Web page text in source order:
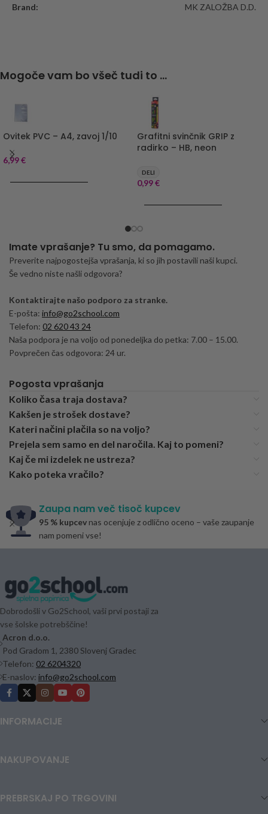
Brand:
MK ZALOŽBA D.D.
Mogoče vam bo všeč tudi to ...
Ovitek PVC – A4, zavoj 1/10
6,99€
Grafitni svinčnik GRIP z
radirko – HB, neon
DELI
0,99€
Imate vprašanje? Tu smo, da pomagamo.
Preverite najpogostejša vprašanja, ki so jih postavili naši kupci.
Še vedno niste našli odgovora?
Kontaktirajte našo podporo za stranke.
E-pošta: info@go2school.com
Telefon: 02 620 43 24
Naša podpora je na voljo od ponedeljka do petka: 7.00 – 15.00.
Povprečen čas odgovora: 24 ur.
Pogosta vprašanja
Koliko časa traja dostava?
Kakšen je strošek dostave?
Kateri načini plačila so na voljo?
Prejela sem samo en del naročila. Kaj to pomeni?
Kaj če mi izdelek ne ustreza?
Kako poteka vračilo?
Zaupa nam več tisoč kupcev
95 % kupcev nas ocenjuje z odlično oceno – vaše zaupanje
nam pomeni vse!
Dobrodošli v Go2School, vaši prvi postaji za
vse šolske potrebščine!
Acron d.o.o.
Pod Gradom 1, 2380 Slovenj Gradec
Telefon: 02 6204320
E-naslov: info@go2school.com
INFORMACIJE
NAKUPOVANJE
PREBRSKAJ PO TRGOVINI